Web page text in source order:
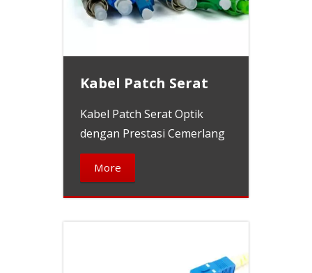
Kabel Patch Serat
Kabel Patch Serat Optik
dengan Prestasi Cemerlang
More